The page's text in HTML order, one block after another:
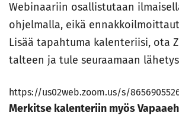
Webinaariin osallistutaan
ohjelmalla, eikä
Lisää tapahtuma kalenteriisi, ota
talteen ja tule seuraamaan
https://us02web.zoom.us/s/
Merkitse kalenteriin myös